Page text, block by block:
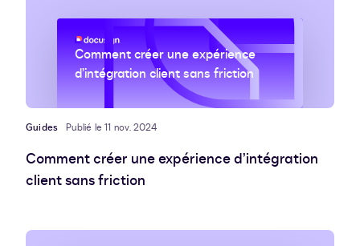
Comment créer une expérience
d’intégration client sans friction
Guides Publié le 11 nov. 2024
Comment créer une expérience d’intégration
client sans friction